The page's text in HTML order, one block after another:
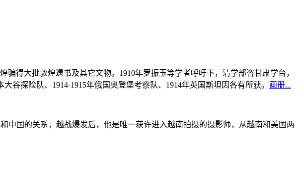
骗得大批敦煌遗书及其它文物。1910年罗振玉等学者呼吁下，清学部咨甘肃学台，
谷探险队、1914-1915年俄国奥登堡考察队、1914年英国斯坦因各有所获。 画册...
中国的关系，越战爆发后，他是唯一获许进入越南拍摄的摄影师，从越南和美国两